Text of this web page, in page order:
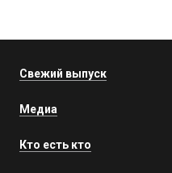
Свежий выпуск
Медиа
Кто есть кто